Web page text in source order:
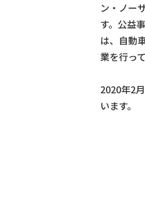
ン・ノー
す。公益
は、自動
業を行っ
2020年2
います。